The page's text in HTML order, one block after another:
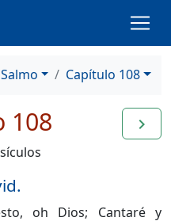
Salmo Capítulo 108
navigate_next
108
oh Dios; Cantaré y